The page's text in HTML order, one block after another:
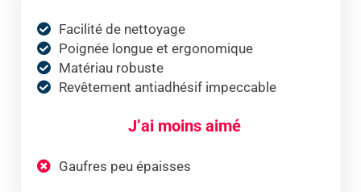
Facilité de nettoyage
Poignée longue et ergonomique
Matériau robuste
Revêtement antiadhésif impeccable
J’ai moins aimé
Gaufres peu épaisses